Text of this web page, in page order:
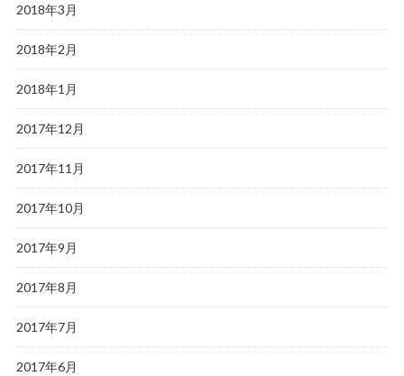
2018年3月
2018年2月
2018年1月
2017年12月
2017年11月
2017年10月
2017年9月
2017年8月
2017年7月
2017年6月